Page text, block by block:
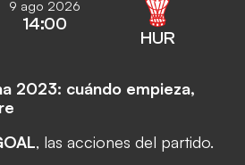
9 ago 2026
14:00
HUR
2023: cuándo empieza,
, las acciones del partido.